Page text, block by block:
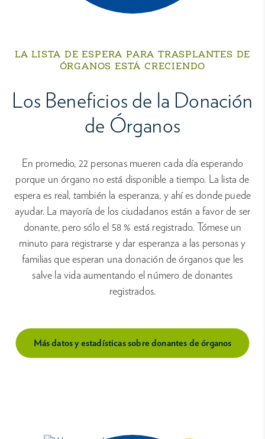
LA LISTA DE ESPERA PARA TRASPLANTES DE
ÓRGANOS ESTÁ CRECIENDO
Los Beneficios de la Donación
de Órganos
En promedio, 22 personas mueren cada día esperando
porque un órgano no está disponible a tiempo. La lista de
espera es real, también la esperanza, y ahí es donde puede
ayudar. La mayoría de los ciudadanos están a favor de ser
donante, pero sólo el 58 % está registrado. Tómese un
minuto para registrarse y dar esperanza a las personas y
familias que esperan una donación de órganos que les
salve la vida aumentando el número de donantes
registrados.
Más datos y estadísticas sobre donantes de órganos